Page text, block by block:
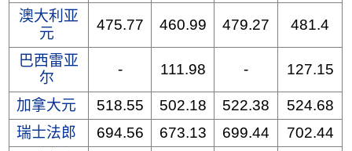
澳大利亚
元
475.77 460.99 479.27 481.4
巴西雷亚
尔
- 111.98 - 127.15
加拿大元 518.55 502.18 522.38
524.68
瑞士法郎
694.56 673.13 699.44
702.44